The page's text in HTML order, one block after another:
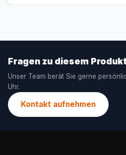
Fragen zu diesem
Unser Team berät Sie gerne
Uhr.
Kontakt aufnehmen